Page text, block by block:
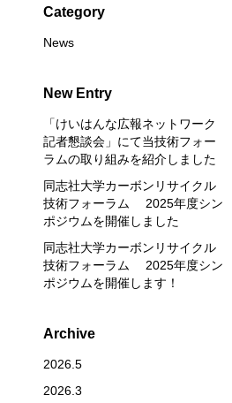
Category
News
New Entry
「けいはんな広報ネットワーク
記者懇談会」にて当技術フォー
ラムの取り組みを紹介しました
同志社大学カーボンリサイクル
技術フォーラム 2025年度シン
ポジウムを開催しました
同志社大学カーボンリサイクル
技術フォーラム 2025年度シン
ポジウムを開催します！
Archive
2026.5
2026.3